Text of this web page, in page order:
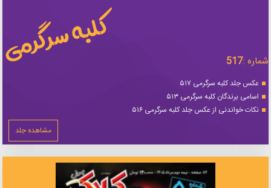
شماره :517
عکس جلد کلبه سرگرمی ۵۱۷
اسامی برندگان کلبه سرگرمی ۵۱۳
نکات خواندنی از عکس جلد کلبه سرگرمی ۵۱۶
مشاهده جلد